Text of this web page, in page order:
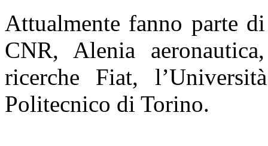
Attualmente fanno parte
CNR, Alenia
ricerche Fiat,
Politecnico di Torino.